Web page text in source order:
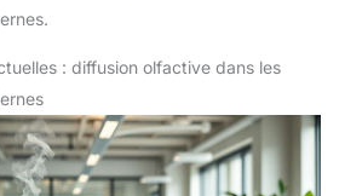
: diffusion olfactive dans les